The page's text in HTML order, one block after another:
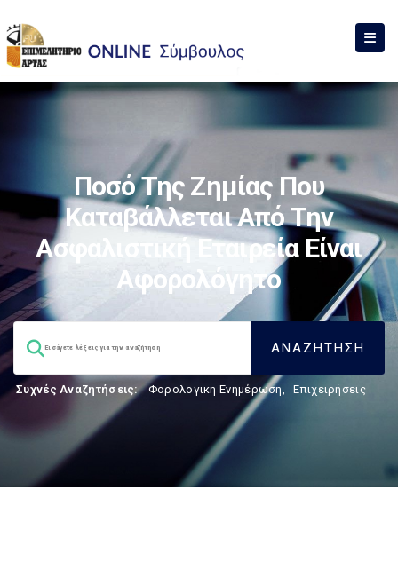
Ποσό Της Ζημίας Που
Καταβάλλεται Από Την
Ασφαλιστική Εταιρεία Είναι
Αφορολόγητο
Συχνές Αναζητήσεις: Φορολογικη Ενημέρωση, Επιχειρήσεις